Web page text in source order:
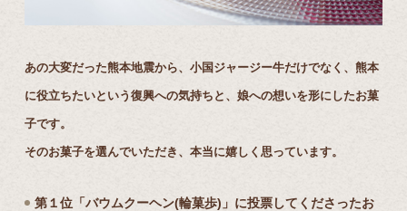
あの大変だった熊本地震から、小国ジャージー牛だけでなく、熊本
に役立ちたいという復興への気持ちと、娘への想いを形にしたお菓
子です。
そのお菓子を選んでいただき、本当に嬉しく思っています。
第１位「バウムクーヘン(輪菓歩)」に投票してくださったお